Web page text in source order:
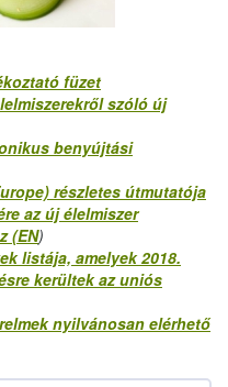
füzet
szóló új
benyújtási
részletes útmutatója
az új élelmiszer
(EN)
listája, amelyek 2018.
kerültek az uniós
nyilvánosan elérhető